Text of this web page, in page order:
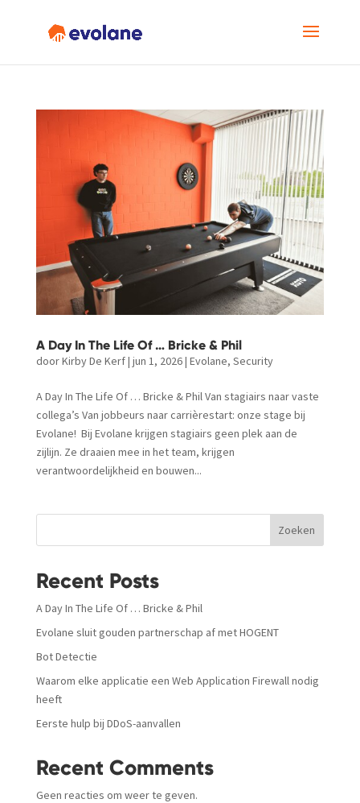
A Day In The Life Of … Bricke & Phil
doorKirby De Kerf| jun 1, 2026| Evolane, Security
A Day In The Life Of … Bricke & Phil Van stagiairs naar vaste
collega’s Van jobbeurs naar carrièrestart: onze stage bij
Evolane! Bij Evolane krijgen stagiairs geen plek aan de
zijlijn. Ze draaien mee in het team, krijgen
verantwoordelijkheid en bouwen...
Zoeken
Recent Posts
A Day In The Life Of … Bricke & Phil
Evolane sluit gouden partnerschap af met HOGENT
Bot Detectie
Waarom elke applicatie een Web Application Firewall nodig
heeft
Eerste hulp bij DDoS-aanvallen
Recent Comments
Geen reacties om weer te geven.